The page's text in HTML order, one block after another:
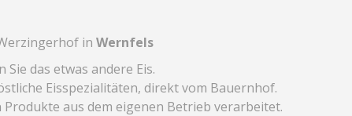
in Wernfels
Sie das etwas andere Eis.
Eisspezialitäten, direkt vom Bauernhof.
aus dem eigenen Betrieb verarbeitet.